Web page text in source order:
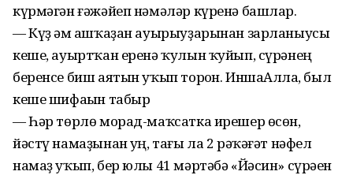
күрмәгән ғәжәйеп нәмәләр күренә башлар.
— Күҙ һәм ашҡаҙан ауырыуҙарынан зарланыусы
кеше, ауыртҡан еренә ҡулын ҡуйып, сүрәнең
беренсе биш аятын уҡып торһон. ИншаАллаһ, был
кеше шифаһын табыр
— Һәр төрлө морад-маҡсатка ирешер өсөн,
йәстү намаҙынан һуң, тағы ла 2 рәҡәғәт нәфел
намаҙ уҡып, бер юлы 41 мәртәбә «Йәсин» сүрәһен